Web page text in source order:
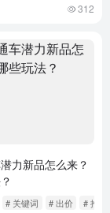
312
力新品怎么来？
# 关键词 # 出价 # 推广